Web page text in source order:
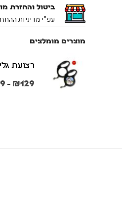
ביטול והחזרת
עפ”י מדיניות
מוצרים מומלצים
₪129
–